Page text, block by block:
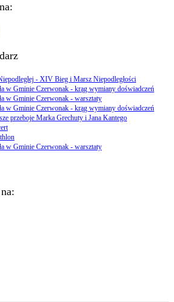
- XIV Bieg i Marsz Niepodległości
w Gminie Czerwonak - krąg wymiany doświadczeń
w Gminie Czerwonak - warsztaty
w Gminie Czerwonak - krąg wymiany doświadczeń
przeboje Marka Grechuty i Jana Kantego
w Gminie Czerwonak - warsztaty